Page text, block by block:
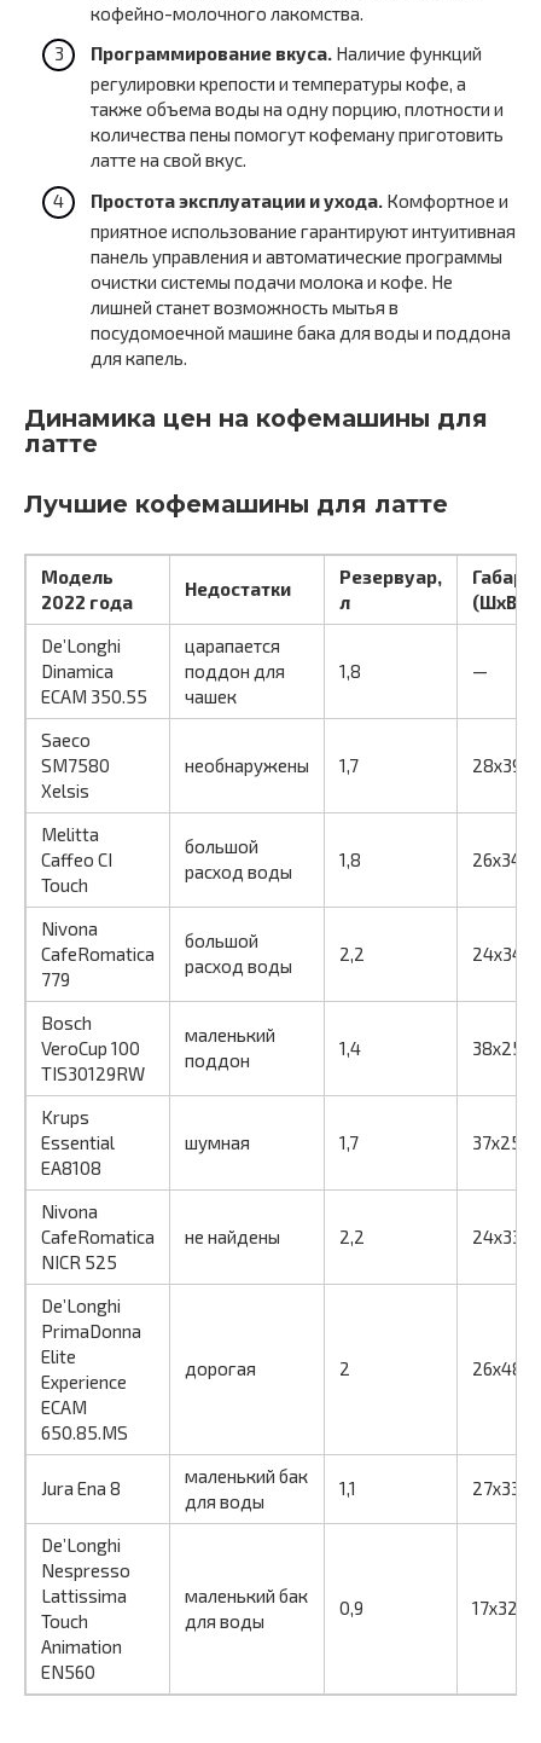
кофейно-молочного лакомства.
Программирование вкуса. Наличие функций
регулировки крепости и температуры кофе, а
также объема воды на одну порцию, плотности и
количества пены помогут кофеману приготовить
латте на свой вкус.
Простота эксплуатации и ухода. Комфортное и
приятное использование гарантируют интуитивная
панель управления и автоматические программы
очистки системы подачи молока и кофе. Не
лишней станет возможность мытья в
посудомоечной машине бака для воды и поддона
для капель.
Динамика цен на кофемашины для
латте
Лучшие кофемашины для латте
Модель
2022 года
Недостатки
Резервуар,
л
De’Longhi
Dinamica
ECAM 350.55
царапается
поддон для
чашек
1,8 —
Saeco
SM7580
Xelsis
необнаружены 1,7
Melitta
Caffeo CI
Touch
большой
расход воды
1,8
Nivona
CafeRomatica
779
большой
расход воды
2,2
Bosch
VeroCup 100
TIS30129RW
маленький
поддон
1,4
Krups
Essential
EA8108
шумная 1,7
Nivona
CafeRomatica
NICR 525
не найдены 2,2
De’Longhi
PrimaDonna
Elite
Experience
ECAM
650.85.MS
дорогая 2
Jura Ena 8
маленький бак
для воды
1,1
De’Longhi
Nespresso
Lattissima
Touch
Animation
EN560
маленький бак
для воды
0,9